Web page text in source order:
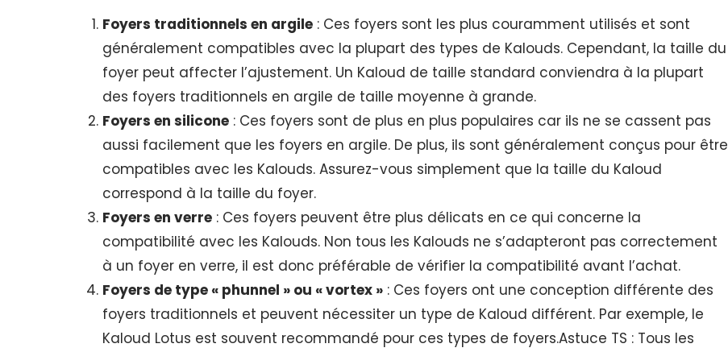
Foyers traditionnels en argile : Ces foyers sont les plus couramment utilisés et sont
généralement compatibles avec la plupart des types de Kalouds. Cependant, la taille du
foyer peut affecter l’ajustement. Un Kaloud de taille standard conviendra à la plupart
des foyers traditionnels en argile de taille moyenne à grande.
Foyers en silicone : Ces foyers sont de plus en plus populaires car ils ne se cassent pas
aussi facilement que les foyers en argile. De plus, ils sont généralement conçus pour être
compatibles avec les Kalouds. Assurez-vous simplement que la taille du Kaloud
correspond à la taille du foyer.
Foyers en verre : Ces foyers peuvent être plus délicats en ce qui concerne la
compatibilité avec les Kalouds. Non tous les Kalouds ne s’adapteront pas correctement
à un foyer en verre, il est donc préférable de vérifier la compatibilité avant l’achat.
Foyers de type « phunnel » ou « vortex » : Ces foyers ont une conception différente des
foyers traditionnels et peuvent nécessiter un type de Kaloud différent. Par exemple, le
Kaloud Lotus est souvent recommandé pour ces types de foyers.Astuce TS : Tous les